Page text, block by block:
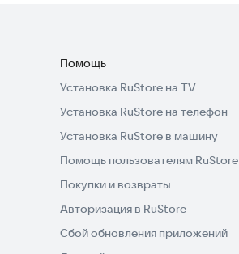
Помощь
Установка RuStore на TV
Установка RuStore на телефон
Установка RuStore в машину
Помощь пользователям RuStore
Покупки и возвраты
Авторизация в RuStore
Сбой обновления приложений